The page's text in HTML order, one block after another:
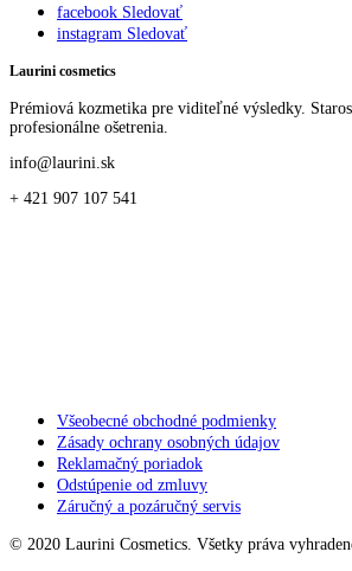
facebook Sledovať
instagram Sledovať
Laurini cosmetics
Prémiová kozmetika pre viditeľné výsledky.
profesionálne ošetrenia.
info@laurini.sk
+ 421 907 107 541
Všeobecné obchodné podmienky
Zásady ochrany osobných údajov
Reklamačný poriadok
Odstúpenie od zmluvy
Záručný a pozáručný servis
© 2020 Laurini Cosmetics. Všetky práva